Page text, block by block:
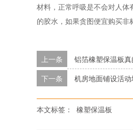
材料，正常呼吸是不会对人
的胶水，如果贪图便宜购买非
上一条
铝箔橡塑保温板
下一条 机房地面铺设活
本文标签： 橡塑保温板